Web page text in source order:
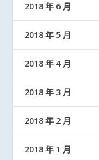
2018 年 6 月
2018 年 5 月
2018 年 4 月
2018 年 3 月
2018 年 2 月
2018 年 1 月